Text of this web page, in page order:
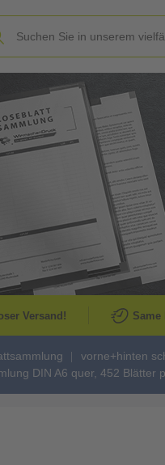
Versand! Same
vorne+hinten
DIN A6 quer, 452